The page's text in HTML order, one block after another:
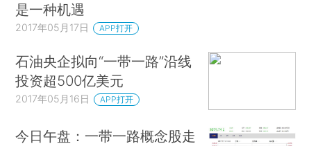
是一种机遇
2017年05月17日 APP打开
石油央企拟向“一带一路”沿线
投资超500亿美元
2017年05月16日 APP打开
今日午盘：一带一路概念股走